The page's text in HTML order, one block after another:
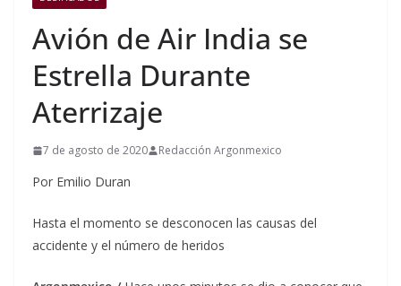
Avión de Air India se
Estrella Durante
Aterrizaje
7 de agosto de 2020 Redacción Argonmexico
Por Emilio Duran
Hasta el momento se desconocen las causas del
accidente y el número de heridos